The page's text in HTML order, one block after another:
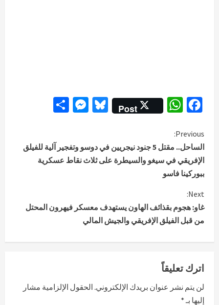
Facebook
WhatsApp
Post
Bluesky
C
o
n
t
i
n
u
e
Previous:
الساحل.. مقتل 5 جنود نيجريين في دوسو وتفجير آلية للفيلق
الإفريقي في سيغو والسيطرة على ثلاث نقاط عسكرية
ببوركينا فاسو
Next:
غاو: هجوم بقذائف الهاون يستهدف معسكر فيهرون المحتل
من قبل الفيلق الإفريقي والجيش المالي
اترك تعليقاً
لن يتم نشر عنوان بريدك الإلكتروني. الحقول الإلزامية مشار
إليها بـ *